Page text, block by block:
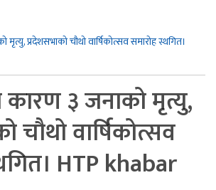
मृत्यु, प्रदेशसभाको चौथो वार्षिकोत्सव समारोह स्थगित।
कारण ३ जनाको मृत्यु,
चौथो वार्षिकोत्सव
HTP khabar